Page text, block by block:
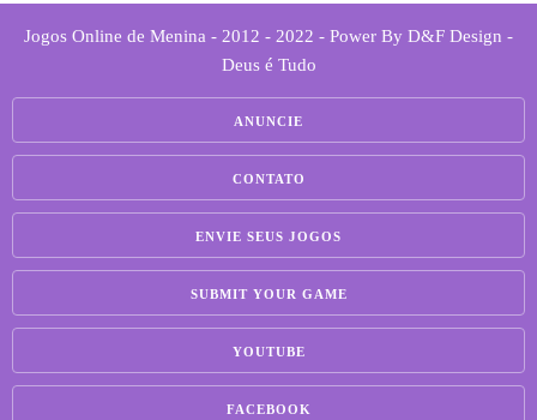
Jogos Online de Menina - 2012 - 2022 - Power By D&F Design -
Deus é Tudo
ANUNCIE
CONTATO
ENVIE SEUS JOGOS
SUBMIT YOUR GAME
YOUTUBE
FACEBOOK